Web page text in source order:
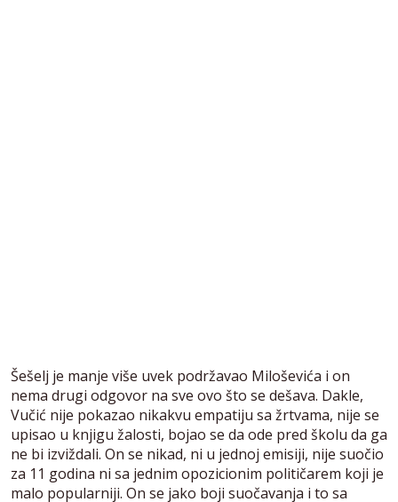
Šešelj je manje više uvek podržavao Miloševića i on
nema drugi odgovor na sve ovo što se dešava. Dakle,
Vučić nije pokazao nikakvu empatiju sa žrtvama, nije se
upisao u knjigu žalosti, bojao se da ode pred školu da ga
ne bi izviždali. On se nikad, ni u jednoj emisiji, nije suočio
za 11 godina ni sa jednim opozicionim političarem koji je
malo popularniji. On se jako boji suočavanja i to sa